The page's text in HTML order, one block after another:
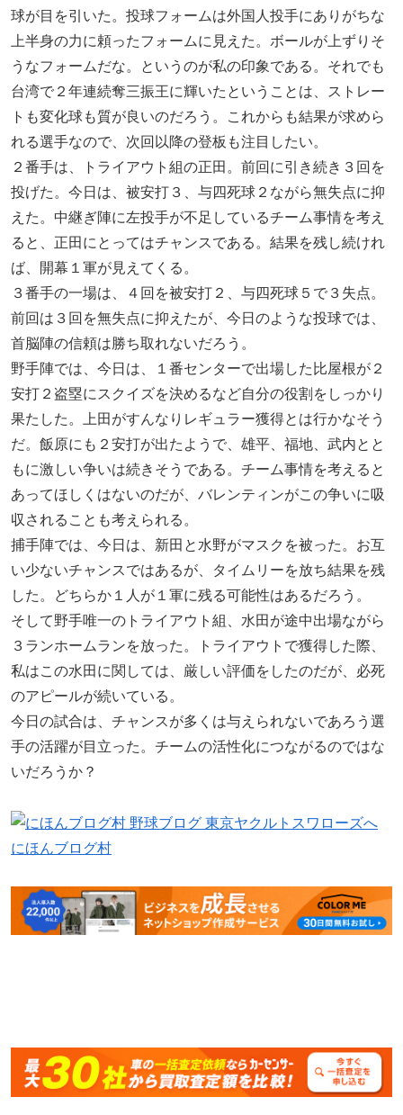
球が目を引いた。投球フォームは外国人投手にありがちな
上半身の力に頼ったフォームに見えた。ボールが上ずりそ
うなフォームだな。というのが私の印象である。それでも
台湾で２年連続奪三振王に輝いたということは、ストレー
トも変化球も質が良いのだろう。これからも結果が求めら
れる選手なので、次回以降の登板も注目したい。
２番手は、トライアウト組の正田。前回に引き続き３回を
投げた。今日は、被安打３、与四死球２ながら無失点に抑
えた。中継ぎ陣に左投手が不足しているチーム事情を考え
ると、正田にとってはチャンスである。結果を残し続けれ
ば、開幕１軍が見えてくる。
３番手の一場は、４回を被安打２、与四死球５で３失点。
前回は３回を無失点に抑えたが、今日のような投球では、
首脳陣の信頼は勝ち取れないだろう。
野手陣では、今日は、１番センターで出場した比屋根が２
安打２盗塁にスクイズを決めるなど自分の役割をしっかり
果たした。上田がすんなりレギュラー獲得とは行かなそう
だ。飯原にも２安打が出たようで、雄平、福地、武内とと
もに激しい争いは続きそうである。チーム事情を考えると
あってほしくはないのだが、バレンティンがこの争いに吸
収されることも考えられる。
捕手陣では、今日は、新田と水野がマスクを被った。お互
い少ないチャンスではあるが、タイムリーを放ち結果を残
した。どちらか１人が１軍に残る可能性はあるだろう。
そして野手唯一のトライアウト組、水田が途中出場ながら
３ランホームランを放った。トライアウトで獲得した際、
私はこの水田に関しては、厳しい評価をしたのだが、必死
のアピールが続いている。
今日の試合は、チャンスが多くは与えられないであろう選
手の活躍が目立った。チームの活性化につながるのではな
いだろうか？
にほんブログ村